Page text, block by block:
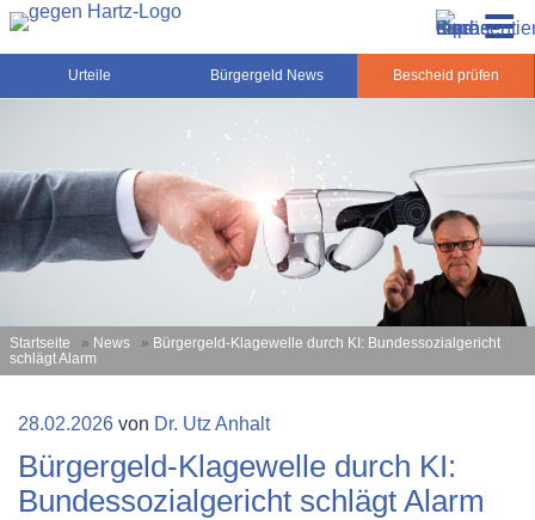
Zum
Inhalt
springen
Gegen-Hartz.de – Sozialrecht, Rente, Pflege und
Urteile, News und Ratgeber rund um das Sozialrecht,
Grundsicherung und Rente
Urteile Bürgergeld News Bescheid prüfen
Startseite » News » Bürgergeld-Klagewelle durch KI: Bundessozialgericht
schlägt Alarm
Veröffentlicht
28.02.2026 von Dr. Utz Anhalt
Bürgergeld-Klagewelle durch KI:
Bundessozialgericht schlägt Alarm